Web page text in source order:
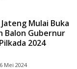
Jateng Mulai Buka
Balon Gubernur
2024
Mei 2024